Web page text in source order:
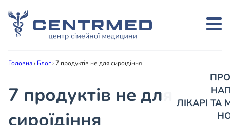
ЛІКАРІ
Головна› Блог› 7 продуктів не для сироїдіння
7 продуктів не для